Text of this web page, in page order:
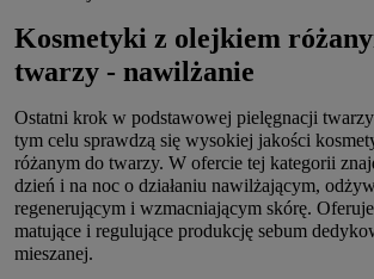
Kosmetyki z olejkiem
twarzy - nawilżanie
Ostatni krok w podstawowej pielęgnacji
tym celu sprawdzą się wysokiej jakości
różanym do twarzy. W ofercie tej kategorii
dzień i na noc o działaniu nawilżającym,
regenerującym i wzmacniającym skórę.
matujące i regulujące produkcję sebum
mieszanej.